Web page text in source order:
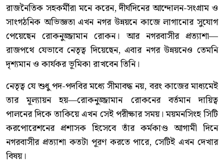
রাজনৈতিক সহকর্মীরা মনে করেন, দীর্ঘদিনের আন্দোলন-সংগ্রাম ও
সাংগঠনিক অভিজ্ঞতা এখন নগর উন্নয়নে কাজে লাগানোর সুযোগ
পেয়েছেন রোকনুজ্জামান রোকন। আর নগরবাসীর প্রত্যাশা—
রাজপথে যেভাবে নেতৃত্ব দিয়েছেন, এবার নগর উন্নয়নেও তেমনি
দৃশ্যমান ও কার্যকর ভূমিকা রাখবেন তিনি।
নেতৃত্ব যে শুধু পদ-পদবির মধ্যে সীমাবদ্ধ নয়, বরং কাজের মাধ্যমেই
তার মূল্যায়ন হয়—রোকনুজ্জামান রোকনের বর্তমান দায়িত্ব
পালনের দিকে তাকিয়ে এখন সেই পরীক্ষার সময়। ময়মনসিংহ সিটি
করপোরেশনের প্রশাসক হিসেবে তাঁর কর্মকাণ্ড আগামী দিনে
নগরবাসীর প্রত্যাশা কতটা পূরণ করতে পারে, সেটিই এখন দেখার
বিষয়।